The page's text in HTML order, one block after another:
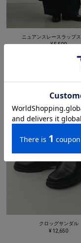
ニュアンスレースラップ
¥ 5,500
クロッグサンダル
¥ 12,650